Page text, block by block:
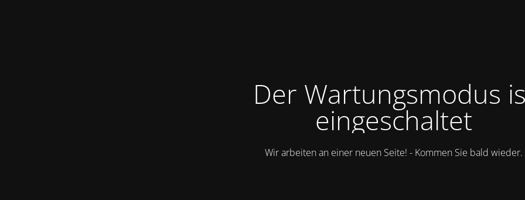
Der Wartungsmodus
eingeschaltet
Wir arbeiten an einer neuen Seite! - Kommen Sie bald wieder.